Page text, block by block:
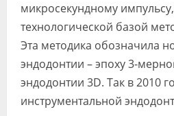
микросекундному
технологической базой
Эта методика обозначила
эндодонтии – эпоху 3-
эндодонтии 3D. Так в 2010
инструментальной